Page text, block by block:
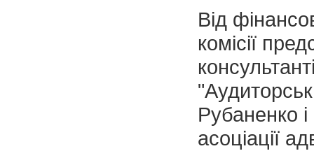
Від
комісії
Рубаненко
асоціації